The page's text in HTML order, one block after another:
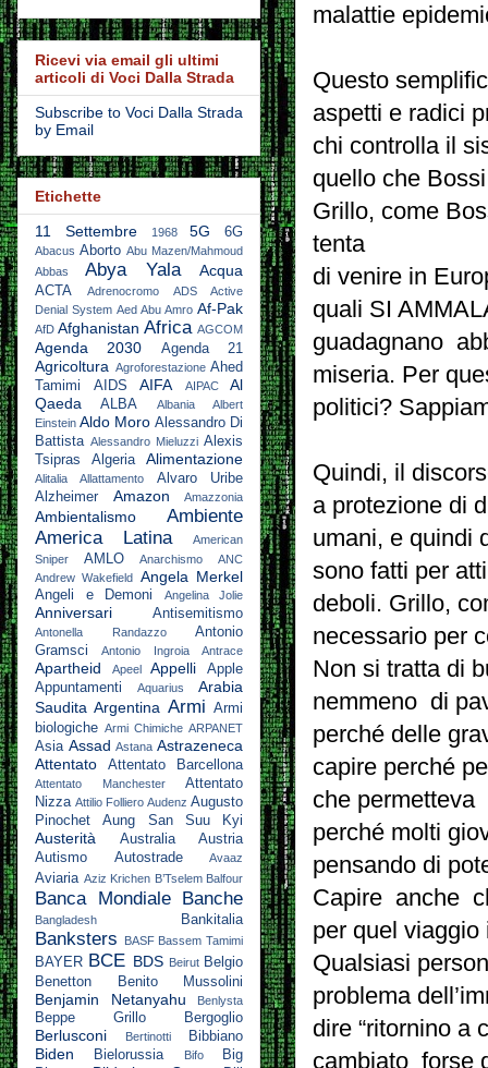
malattie
Questo
aspetti e radici
chi controlla il
quello che
Grillo, come
tenta
di venire in
quali SI
guadagnano
miseria. Per
politici?
Quindi, il
a protezione di
umani, e quindi
sono fatti per
deboli. Grillo,
necessario per
Non si tratta di
nemmeno di
perché delle
capire perché
che permetteva
perché molti
pensando di
Capire anche
per quel
Qualsiasi
problema
dire “ritornino a
cambiato forse
Ricevi via email gli ultimi
articoli di Voci Dalla Strada
Subscribe to Voci Dalla Strada
by Email
Etichette
11 Settembre
1968 5G 6G
Abacus Aborto Abu Mazen/Mahmoud
Abbas
Abya Yala Acqua
ACTA Adrenocromo
ADS Active
Denial System Aed Abu Amro Af-Pak
AfD Afghanistan Africa AGCOM
Agenda 2030 Agenda 21
Agricoltura Agroforestazione Ahed
Tamimi
AIDS AIFA AIPAC
Al
Qaeda
ALBA Albania
Albert
Einstein Aldo Moro Alessandro Di
Battista Alessandro Mieluzzi Alexis
Tsipras
Algeria Alimentazione
Alitalia Allattamento
Alvaro Uribe
Alzheimer
Amazon Amazzonia
Ambientalismo
Ambiente
America Latina
American
Sniper
AMLO Anarchismo
ANC
Andrew Wakefield Angela Merkel
Angeli e Demoni Angelina Jolie
Anniversari Antisemitismo
Antonella Randazzo
Antonio
Gramsci
Antonio Ingroia Antrace
Apartheid Apeel Appelli
Apple
Appuntamenti
Aquarius
Arabia
Saudita Argentina Armi Armi
biologiche Armi Chimiche ARPANET
Asia Assad Astana Astrazeneca
Attentato
Attentato Barcellona
Attentato Manchester
Attentato
Nizza Attilio Folliero Audenz Augusto
Pinochet
Aung San Suu Kyi
Austerità Australia
Austria
Autismo
Autostrade Avaaz
Aviaria Aziz Krichen B’Tselem Balfour
Banca Mondiale Banche
Bangladesh Bankitalia
Banksters BASF Bassem Tamimi
BAYER BCE BDS Beirut Belgio
Benetton
Benito Mussolini
Benjamin Netanyahu Benlysta
Beppe Grillo Bergoglio
Berlusconi Bertinotti Bibbiano
Biden Bielorussia Bifo
Big